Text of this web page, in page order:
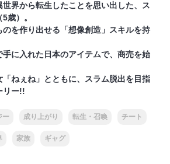
界から転生したことを思い出した、ス
歳）。
を作り出せる「想像創造」スキルを持
手に入れた日本のアイテムで、商売を始
ねぇね」とともに、スラム脱出を目指
リー!!
ー 成り上がり 転生・召喚 チート
家族 ギャグ